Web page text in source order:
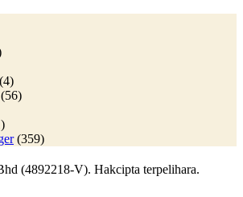
(4)
(56)
(359)
(4892218-V). Hakcipta terpelihara.